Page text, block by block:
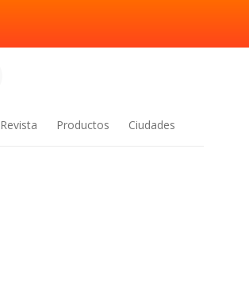
Revista Productos Ciudades